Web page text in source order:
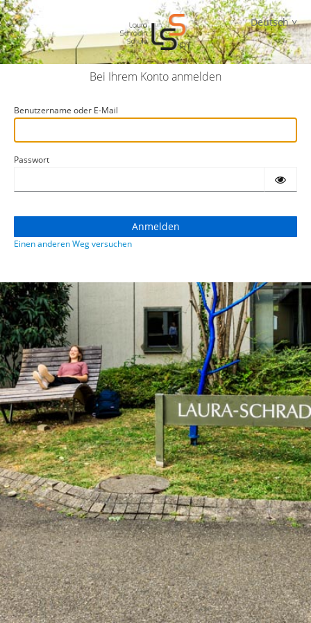
Deutsch
Bei Ihrem Konto anmelden
Benutzername oder E-Mail
Passwort
Einen anderen Weg versuchen